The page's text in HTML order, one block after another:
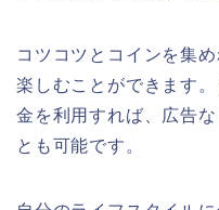
コツコツとコインを集
楽しむことができます
金を利用すれば、広告
とも可能です。